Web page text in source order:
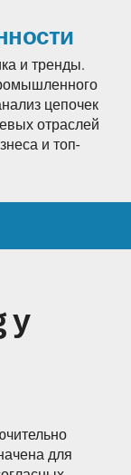
и тренды.
цепочек
отраслей
и топ-
у
для